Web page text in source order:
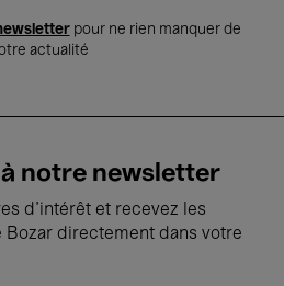
pour ne rien manquer de
actualité
notre newsletter
d'intérêt et recevez les
directement dans votre